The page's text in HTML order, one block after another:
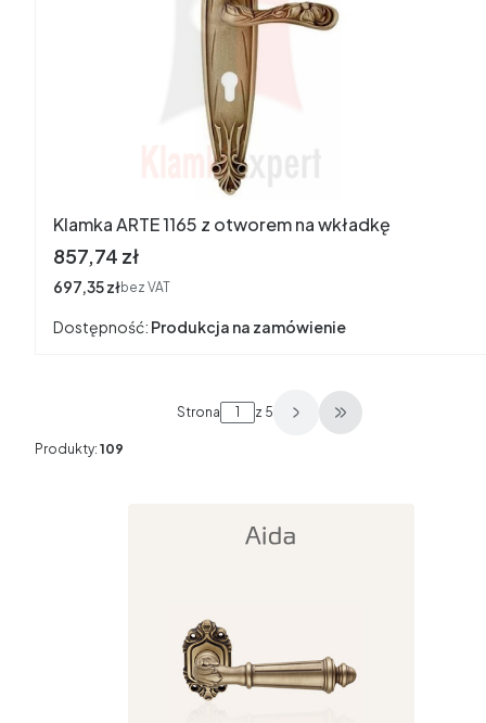
Klamka ARTE 1165 z otworem na wkładkę
Cena
857,74 zł
Cena
697,35 złbez VAT
Dostępność: Produkcja na zamówienie
Strona z 5 Przejdź do
Produkty: 109